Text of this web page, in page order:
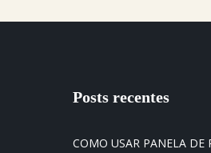
Posts recentes
COMO USAR PANELA DE